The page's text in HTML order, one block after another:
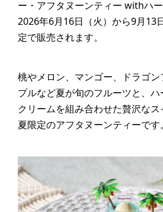
ー・アフタヌーンティー withハ
2026年6月16日（火）から9月13
定で販売されます。
桃やメロン、マンゴー、ドラゴ
プルなど夏が旬のフルーツと、
クリームを組み合わせた贅沢なス
夏限定のアフタヌーンティーです。